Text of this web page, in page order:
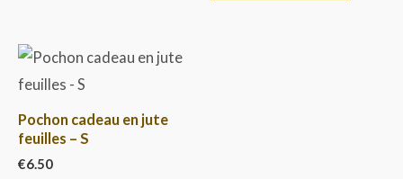
Pochon cadeau en jute
feuilles – S
€6.50